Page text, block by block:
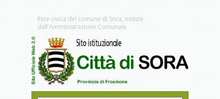
Rete civica del comune di Sora, notizie
dall'Amministrazione Comunale.